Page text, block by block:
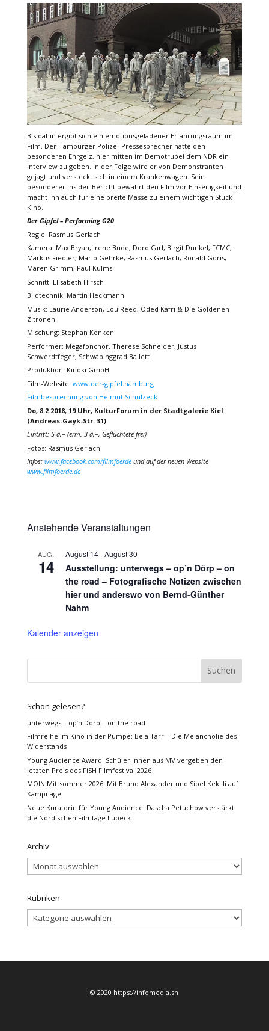
Bis dahin ergibt sich ein emotionsgeladener Erfahrungsraum im
Film. Der Hamburger Polizei-Pressesprecher hatte den
besonderen Ehrgeiz, hier mitten im Demotrubel dem NDR ein
Interview zu geben. In der Folge wird er von Demonstranten
gejagt und versteckt sich in einem Krankenwagen. Sein
besonderer Insider-Bericht bewahrt den Film vor Einseitigkeit und
macht ihn auch für eine breite Masse zu einem wichtigen Stück
Kino.
Der Gipfel – Performing G20
Regie: Rasmus Gerlach
Kamera: Max Bryan, Irene Bude, Doro Carl, Birgit Dunkel, FCMC,
Markus Fiedler, Mario Gehrke, Rasmus Gerlach, Ronald Goris,
Maren Grimm, Paul Kulms
Schnitt: Elisabeth Hirsch
Bildtechnik: Martin Heckmann
Musik: Laurie Anderson, Lou Reed, Oded Kafri & Die Goldenen
Zitronen
Mischung: Stephan Konken
Performer: Megafonchor, Therese Schneider, Justus
Schwerdtfeger, Schwabinggrad Ballett
Produktion: Kinoki GmbH
Film-Website: www.der-gipfel.hamburg
Filmbesprechung von Helmut Schulzeck
Do, 8.2.2018, 19 Uhr, KulturForum in der Stadtgalerie Kiel
(Andreas-Gayk-Str. 31)
Eintritt: 5 â‚¬ (erm. 3 â‚¬, Geflüchtete frei)
Fotos: Rasmus Gerlach
Infos: www.facebook.com/filmfoerdeund auf der neuen Website
www.filmfoerde.de
Anstehende Veranstaltungen
AUG.
14
August 14-August 30
Ausstellung: unterwegs – op’n Dörp – on
the road – Fotografische Notizen zwischen
hier und anderswo von Bernd-Günther
Nahm
Kalender anzeigen
Schon gelesen?
unterwegs – op’n Dörp – on the road
Filmreihe im Kino in der Pumpe: Béla Tarr – Die Melancholie des
Widerstands
Young Audience Award: Schüler:innen aus MV vergeben den
letzten Preis des FiSH Filmfestival 2026
MOIN Mittsommer 2026: Mit Bruno Alexander und Sibel Kekilli auf
Kampnagel
Neue Kuratorin für Young Audience: Dascha Petuchow verstärkt
die Nordischen Filmtage Lübeck
Archiv
Archiv
Rubriken
Rubriken
© 2020 https://infomedia.sh